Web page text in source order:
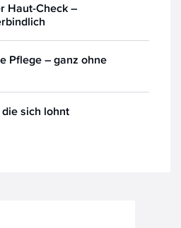
Haut-Check –
Pflege – ganz ohne
sich lohnt